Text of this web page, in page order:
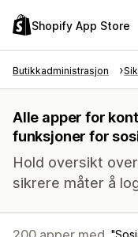
Shopify App Store
Butikkadministrasjon
Alle apper for
funksjoner for
Hold oversikt
sikrere måter å